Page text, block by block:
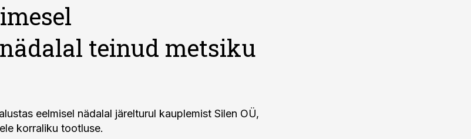
teinud metsiku
eelmisel nädalal järelturul kauplemist Silen OÜ,
korraliku tootluse.